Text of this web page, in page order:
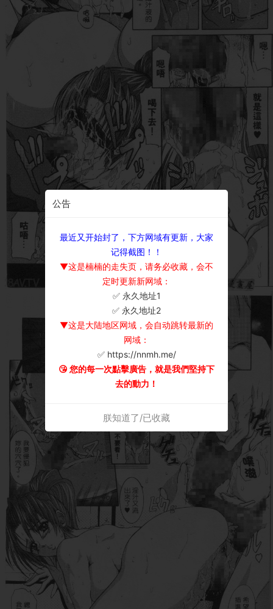
公告
最近又开始封了，下方网域有更新，大家
记得截图！！
▼这是楠楠的走失页，请务必收藏，会不
定时更新新网域：
✅ 永久地址1
✅ 永久地址2
▼这是大陆地区网域，会自动跳转最新的
网域：
✅ https://nnmh.me/
😘 您的每一次點擊廣告，就是我們堅持下
去的動力！
朕知道了/已收藏